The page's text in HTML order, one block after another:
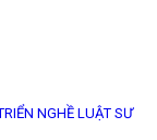
NGHỀ LUẬT SƯ